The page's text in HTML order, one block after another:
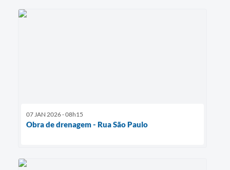
07 JAN 2026 - 08h15
Obra de drenagem - Rua São Paulo